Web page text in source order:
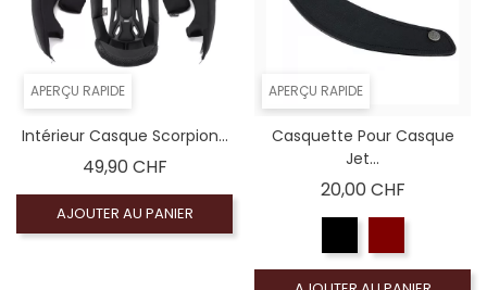
APERÇU RAPIDE
Intérieur Casque Scorpion...
49,90 CHFPrix
AJOUTER AU PANIER
APERÇU RAPIDE
Casquette Pour Casque
Jet...
20,00 CHFPrix